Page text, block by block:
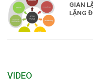
GIAN
LẶNG
VIDEO